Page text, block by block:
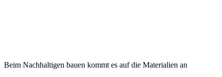
Beim Nachhaltigen bauen kommt es auf die Materialien an